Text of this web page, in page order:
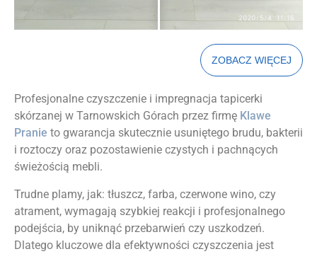
ZOBACZ WIĘCEJ
Profesjonalne czyszczenie i impregnacja tapicerki
skórzanej w Tarnowskich Górach przez firmę Klawe
Pranie to gwarancja skutecznie usuniętego brudu, bakterii
i roztoczy oraz pozostawienie czystych i pachnących
świeżością mebli.
Trudne plamy, jak: tłuszcz, farba, czerwone wino, czy
atrament, wymagają szybkiej reakcji i profesjonalnego
podejścia, by uniknąć przebarwień czy uszkodzeń.
Dlatego kluczowe dla efektywności czyszczenia jest